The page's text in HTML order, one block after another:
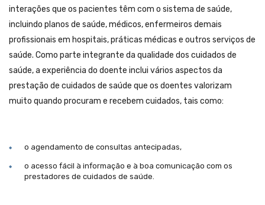
interações que os pacientes têm com o sistema de saúde,
incluindo planos de saúde, médicos, enfermeiros demais
profissionais em hospitais, práticas médicas e outros serviços de
saúde. Como parte integrante da qualidade dos cuidados de
saúde, a experiência do doente inclui vários aspectos da
prestação de cuidados de saúde que os doentes valorizam
muito quando procuram e recebem cuidados, tais como:
o agendamento de consultas antecipadas,
o acesso fácil à informação e à boa comunicação com os
prestadores de cuidados de saúde.